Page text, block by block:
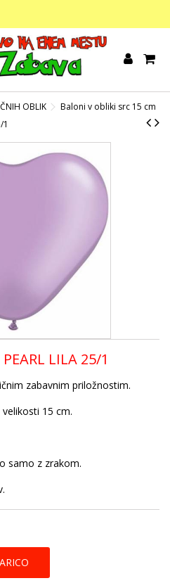
OBLIK
Baloni v obliki src 15 cm
LILA 25/1
zabavnim priložnostim.
15 cm.
samo z zrakom.